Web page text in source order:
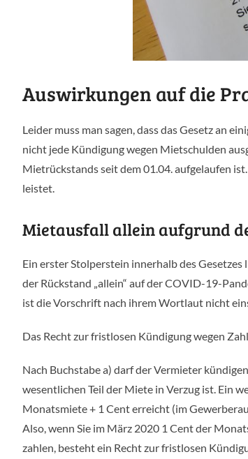
Auswirkungen auf die
Leider muss man sagen, dass das Gesetz an
nicht jede Kündigung wegen Mietschulden
Mietrückstands seit dem 01.04. aufgelaufen
leistet.
Mietausfall allein aufgrund
Ein erster Stolperstein innerhalb des Gesetzes
der Rückstand „allein“ auf der COVID-19-
ist die Vorschrift nach ihrem Wortlaut nicht
Das Recht zur fristlosen Kündigung wegen
Nach Buchstabe a) darf der Vermieter
wesentlichen Teil der Miete in Verzug ist. Ein
Monatsmiete + 1 Cent erreicht (im
Also, wenn Sie im März 2020 1 Cent der
zahlen, besteht ein Recht zur fristlosen